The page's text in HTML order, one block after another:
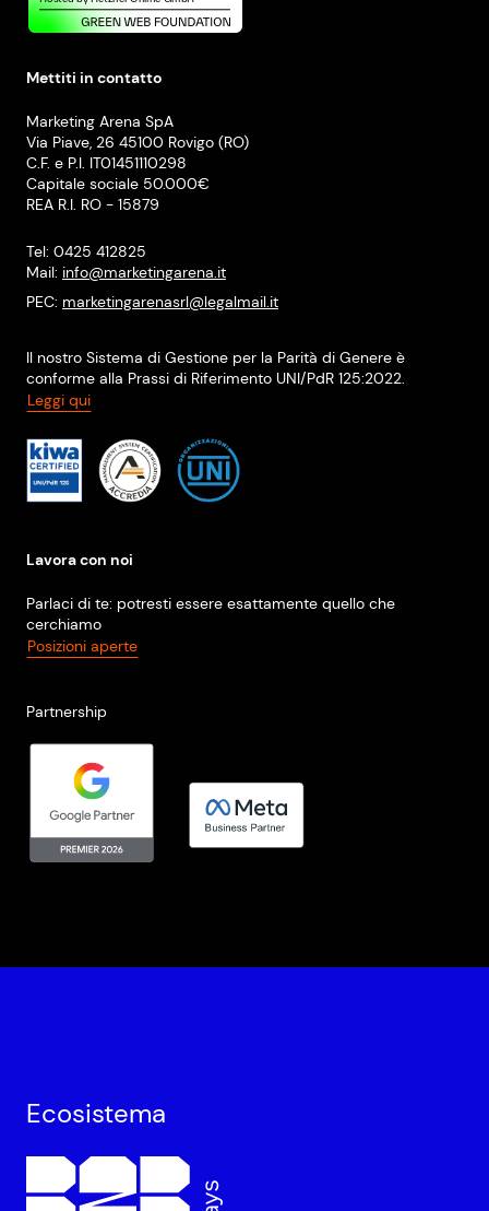
Mettiti in contatto
Marketing Arena SpA
Via Piave, 26 45100 Rovigo (RO)
C.F. e P.I. IT01451110298
Capitale sociale 50.000€
REA R.I. RO - 15879
Tel: 0425 412825
Mail: info@marketingarena.it
PEC: marketingarenasrl@legalmail.it
Il nostro Sistema di Gestione per la Parità di Genere è
conforme alla Prassi di Riferimento UNI/PdR 125:2022.
Leggi qui
Lavora con noi
Parlaci di te: potresti essere esattamente quello che
cerchiamo
Posizioni aperte
Partnership
Ecosistema